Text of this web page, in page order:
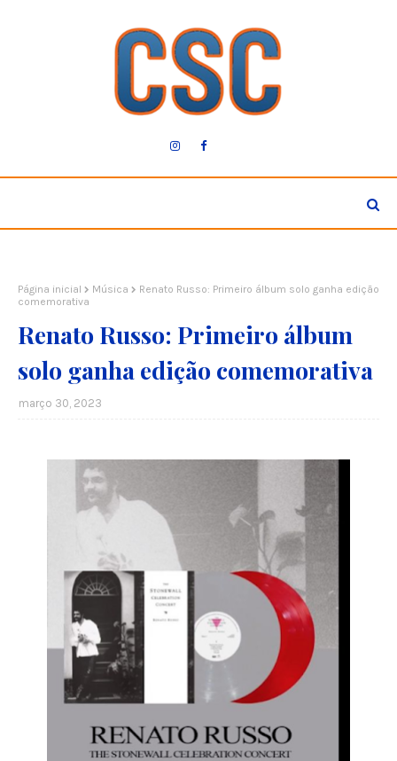
Página inicial Música
Renato Russo: Primeiro álbum solo ganha edição
comemorativa
Renato Russo: Primeiro álbum
solo ganha edição comemorativa
março 30, 2023